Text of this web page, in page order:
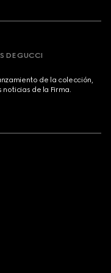
DE GUCCI
de la colección,
de la Firma.